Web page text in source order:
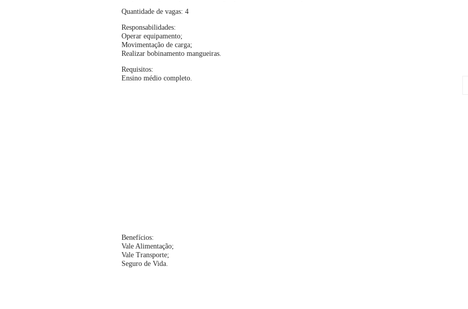
Quantidade de vagas: 4
Responsabilidades:
Operar equipamento;
Movimentação de carga;
Realizar bobinamento mangueiras.
Requisitos:
Ensino médio completo.
Benefícios:
Vale Alimentação;
Vale Transporte;
Seguro de Vida.